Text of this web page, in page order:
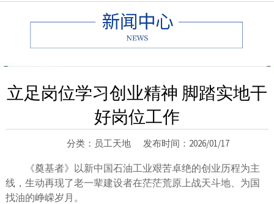
立足岗位学习创业精神 脚踏实地干
好岗位工作
分类：员工天地 发布时间：2026/01/17
《奠基者》以新中国石油工业艰苦卓绝的创业历程为主
线，生动再现了老一辈建设者在茫茫荒原上战天斗地、为国
找油的峥嵘岁月。